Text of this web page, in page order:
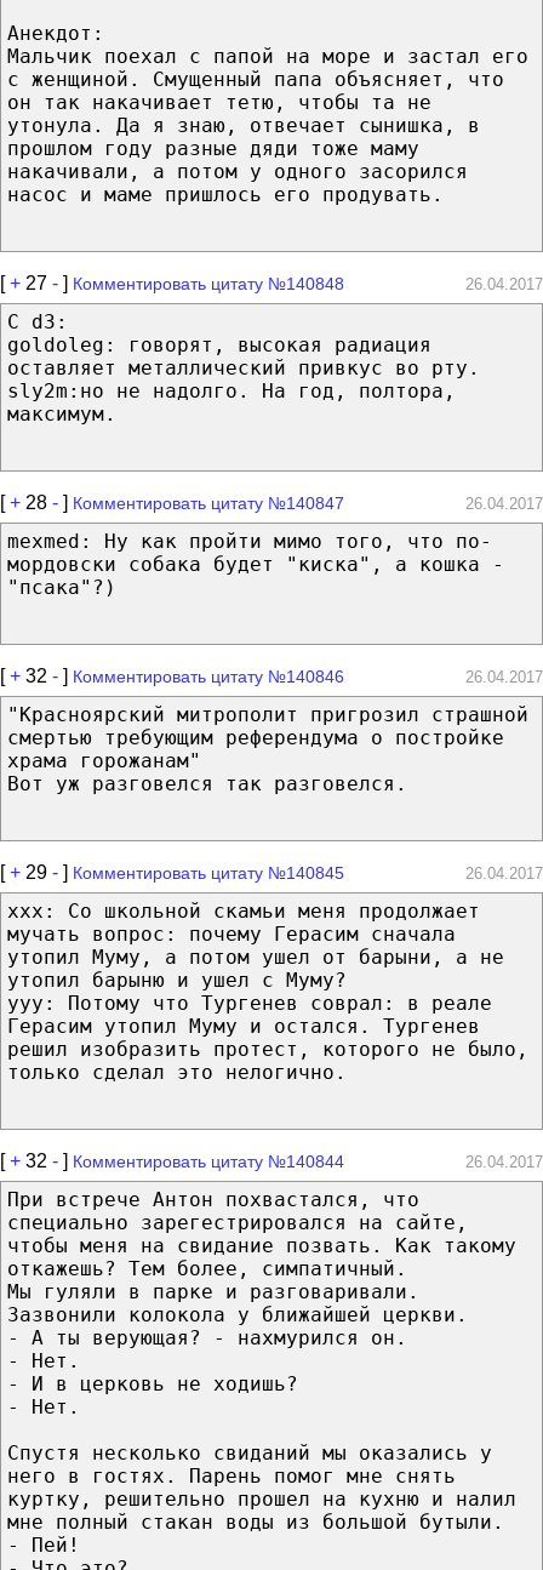
Анекдот:
Мальчик поехал с папой на море и застал его
с женщиной. Смущенный папа объясняет, что
он так накачивает тетю, чтобы та не
утонула. Да я знаю, отвечает сынишка, в
прошлом году разные дяди тоже маму
накачивали, а потом у одного засорился
насос и маме пришлось его продувать.
[+ 27 - ] Комментировать цитату №140848 26.04.2017
С d3:
goldoleg: говорят, высокая радиация
оставляет металлический привкус во рту.
sly2m:но не надолго. На год, полтора,
максимум.
[+ 28 - ] Комментировать цитату №140847 26.04.2017
mexmed: Ну как пройти мимо того, что по-
мордовски собака будет "киска", а кошка -
"псака"?)
[+ 32 - ] Комментировать цитату №140846 26.04.2017
"Красноярский митрополит пригрозил страшной
смертью требующим референдума о постройке
храма горожанам"
Вот уж разговелся так разговелся.
[+ 29 - ] Комментировать цитату №140845 26.04.2017
ххх: Cо школьной скамьи меня продолжает
мучать вопрос: почему Герасим сначала
утопил Муму, а потом ушел от барыни, а не
утопил барыню и ушел с Муму?
ууу: Потому что Тургенев соврал: в реале
Герасим утопил Муму и остался. Тургенев
решил изобразить протест, которого не было,
только сделал это нелогично.
[+ 32 - ] Комментировать цитату №140844 26.04.2017
При встрече Антон похвастался, что
специально зарегестрировался на сайте,
чтобы меня на свидание позвать. Как такому
откажешь? Тем более, симпатичный.
Мы гуляли в парке и разговаривали.
Зазвонили колокола у ближайшей церкви.
- А ты верующая? - нахмурился он.
- Нет.
- И в церковь не ходишь?
- Нет.
Спустя несколько свиданий мы оказались у
него в гостях. Парень помог мне снять
куртку, решительно прошел на кухню и налил
мне полный стакан воды из большой бутыли.
- Пей!